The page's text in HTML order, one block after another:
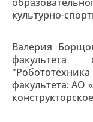
культурно-
Валерия
факультета
факультета: АО